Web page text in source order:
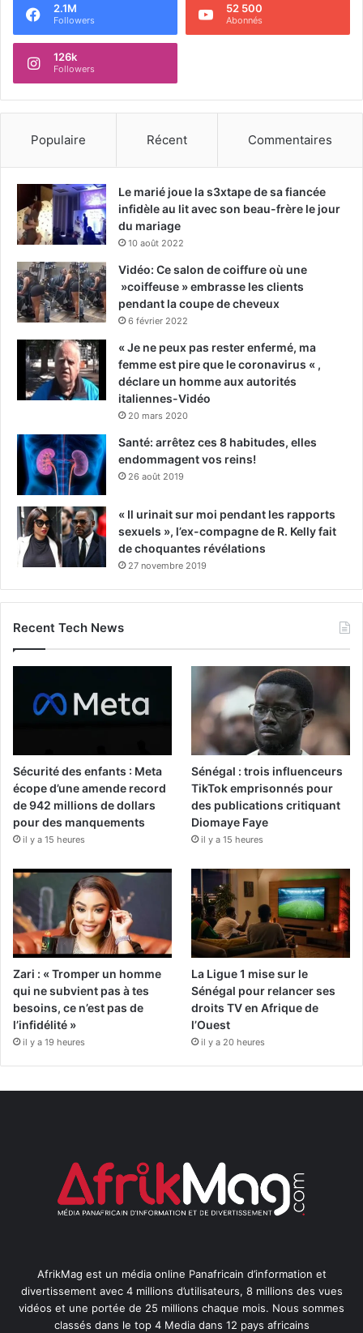
2.1M
Followers
52 500
Abonnés
126k
Followers
Populaire Récent Commentaires
Le marié joue la s3xtape de sa fiancée
infidèle au lit avec son beau-frère le jour
du mariage
10 août 2022
Vidéo: Ce salon de coiffure où une
»coiffeuse » embrasse les clients
pendant la coupe de cheveux
6 février 2022
« Je ne peux pas rester enfermé, ma
femme est pire que le coronavirus « ,
déclare un homme aux autorités
italiennes-Vidéo
20 mars 2020
Santé: arrêtez ces 8 habitudes, elles
endommagent vos reins!
26 août 2019
« Il urinait sur moi pendant les rapports
sexuels », l’ex-compagne de R. Kelly fait
de choquantes révélations
27 novembre 2019
Recent Tech News
Sécurité des enfants : Meta
écope d’une amende record
de 942 millions de dollars
pour des manquements
il y a 15 heures
Sénégal : trois influenceurs
TikTok emprisonnés pour
des publications critiquant
Diomaye Faye
il y a 15 heures
Zari : « Tromper un homme
qui ne subvient pas à tes
besoins, ce n’est pas de
l’infidélité »
il y a 19 heures
La Ligue 1 mise sur le
Sénégal pour relancer ses
droits TV en Afrique de
l’Ouest
il y a 20 heures
AfrikMag est un média online Panafricain d’information et
divertissement avec 4 millions d’utilisateurs, 8 millions des vues
vidéos et une portée de 25 millions chaque mois. Nous sommes
classés dans le top 4 Media dans 12 pays africains